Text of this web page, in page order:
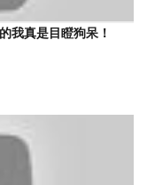
我真是目瞪狗呆！